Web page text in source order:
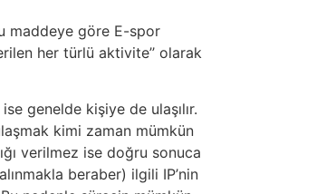
maddeye göre E-spor
her türlü aktivite’’ olarak
genelde kişiye de ulaşılır.
kimi zaman mümkün
verilmez ise doğru sonuca
beraber) ilgili IP’nin